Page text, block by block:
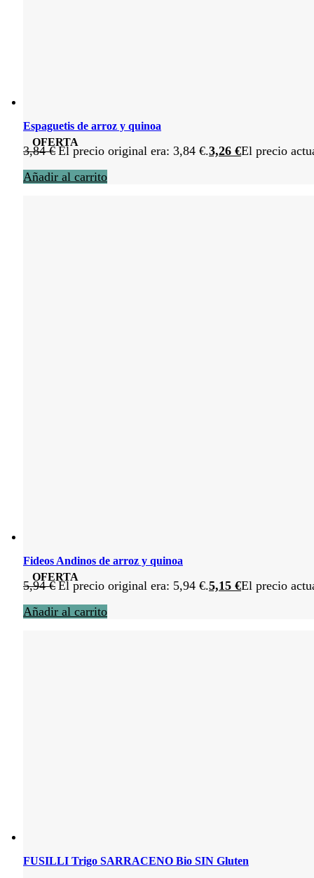
OFERTA
Espaguetis de arroz y quinoa
3,84€ El precio original era: 3,84 €.3,26 €El precio
Añadir al carrito
OFERTA
Fideos Andinos de arroz y quinoa
5,94€ El precio original era: 5,94 €.5,15 €El precio
Añadir al carrito
FUSILLI Trigo SARRACENO Bio SIN Gluten